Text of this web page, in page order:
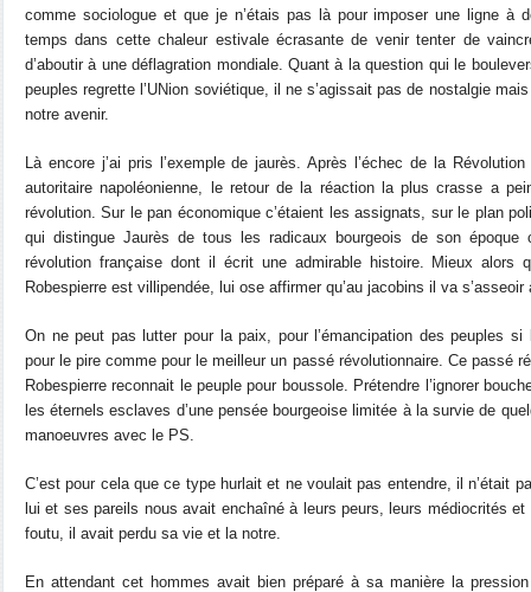
comme sociologue et que je n’étais pas là pour imposer une ligne à
temps dans cette chaleur estivale écrasante de venir tenter de
d’aboutir à une déflagration mondiale. Quant à la question qui le
peuples regrette l’UNion soviétique, il ne s’agissait pas de nostalgie
notre avenir.
Là encore j’ai pris l’exemple de jaurès. Après l’échec de la
autoritaire napoléonienne, le retour de la réaction la plus crasse a
révolution. Sur le pan économique c’étaient les assignats, sur le plan
qui distingue Jaurès de tous les radicaux bourgeois de son époque
révolution française dont il écrit une admirable histoire. Mieux alors
Robespierre est villipendée, lui ose affirmer qu’au jacobins il va
On ne peut pas lutter pour la paix, pour l’émancipation des peuples si
pour le pire comme pour le meilleur un passé révolutionnaire. Ce passé
Robespierre reconnait le peuple pour boussole. Prétendre l’ignorer
les éternels esclaves d’une pensée bourgeoise limitée à la survie de
manoeuvres avec le PS.
C’est pour cela que ce type hurlait et ne voulait pas entendre, il n’était
lui et ses pareils nous avait enchaîné à leurs peurs, leurs médiocrités
foutu, il avait perdu sa vie et la notre.
En attendant cet hommes avait bien préparé à sa manière la pression